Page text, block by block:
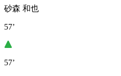
砂森 和也
57’
57’